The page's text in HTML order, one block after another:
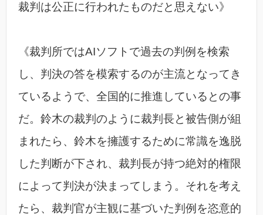
裁判は公正に行われたものだと思えない》
《裁判所ではAIソフトで過去の判例を検索
し、判決の答を模索するのが主流となってき
ているようで、全国的に推進しているとの事
だ。鈴木の裁判のように裁判長と被告側が組
まれたら、鈴木を擁護するために常識を逸脱
した判断が下され、裁判長が持つ絶対的権限
によって判決が決まってしまう。それを考え
たら、裁判官が主観に基づいた判例を恣意的